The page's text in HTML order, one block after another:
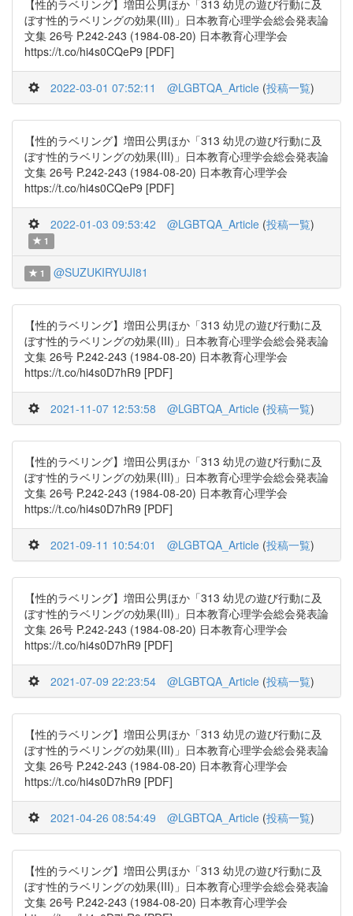
【性的ラベリング】増田公男ほか「313 幼児の遊び行動に及
ぼす性的ラベリングの効果(III)」日本教育心理学会総会発表論
文集 26号 P.242-243 (1984-08-20) 日本教育心理学会
https://t.co/hi4s0CQeP9 [PDF]
2022-03-01 07:52:11 @LGBTQA_Article (投稿一覧)
【性的ラベリング】増田公男ほか「313 幼児の遊び行動に及
ぼす性的ラベリングの効果(III)」日本教育心理学会総会発表論
文集 26号 P.242-243 (1984-08-20) 日本教育心理学会
https://t.co/hi4s0CQeP9 [PDF]
2022-01-03 09:53:42 @LGBTQA_Article (投稿一覧)
1
1 @SUZUKIRYUJI81
【性的ラベリング】増田公男ほか「313 幼児の遊び行動に及
ぼす性的ラベリングの効果(III)」日本教育心理学会総会発表論
文集 26号 P.242-243 (1984-08-20) 日本教育心理学会
https://t.co/hi4s0D7hR9 [PDF]
2021-11-07 12:53:58 @LGBTQA_Article (投稿一覧)
【性的ラベリング】増田公男ほか「313 幼児の遊び行動に及
ぼす性的ラベリングの効果(III)」日本教育心理学会総会発表論
文集 26号 P.242-243 (1984-08-20) 日本教育心理学会
https://t.co/hi4s0D7hR9 [PDF]
2021-09-11 10:54:01 @LGBTQA_Article (投稿一覧)
【性的ラベリング】増田公男ほか「313 幼児の遊び行動に及
ぼす性的ラベリングの効果(III)」日本教育心理学会総会発表論
文集 26号 P.242-243 (1984-08-20) 日本教育心理学会
https://t.co/hi4s0D7hR9 [PDF]
2021-07-09 22:23:54 @LGBTQA_Article (投稿一覧)
【性的ラベリング】増田公男ほか「313 幼児の遊び行動に及
ぼす性的ラベリングの効果(III)」日本教育心理学会総会発表論
文集 26号 P.242-243 (1984-08-20) 日本教育心理学会
https://t.co/hi4s0D7hR9 [PDF]
2021-04-26 08:54:49 @LGBTQA_Article (投稿一覧)
【性的ラベリング】増田公男ほか「313 幼児の遊び行動に及
ぼす性的ラベリングの効果(III)」日本教育心理学会総会発表論
文集 26号 P.242-243 (1984-08-20) 日本教育心理学会